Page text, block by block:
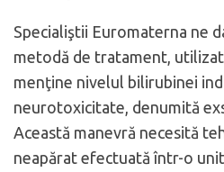
Specialiştii Euromaterna ne
metodă de tratament,
menţine nivelul bilirubinei
neurotoxicitate, denumită
Această manevră necesită
neapărat efectuată într-o